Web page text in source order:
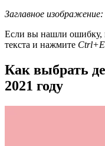
Заглавное
Если вы нашли ошибку,
текста и нажмите
Как выбрать
2021 году